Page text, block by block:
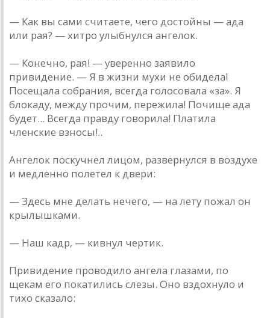
— Как вы сами считаете, чего достойны — ада
или рая? — хитро улыбнулся ангелок.
— Конечно, рая! — уверенно заявило
привидение. — Я в жизни мухи не обидела!
Посещала собрания, всегда голосовала «за». Я
блокаду, между прочим, пережила! Почище ада
будет... Всегда правду говорила! Платила
членские взносы!..
Ангелок поскучнел лицом, развернулся в воздухе
и медленно полетел к двери:
— Здесь мне делать нечего, — на лету пожал он
крылышками.
— Наш кадр, — кивнул чертик.
Привидение проводило ангела глазами, по
щекам его покатились слезы. Оно вздохнуло и
тихо сказало: